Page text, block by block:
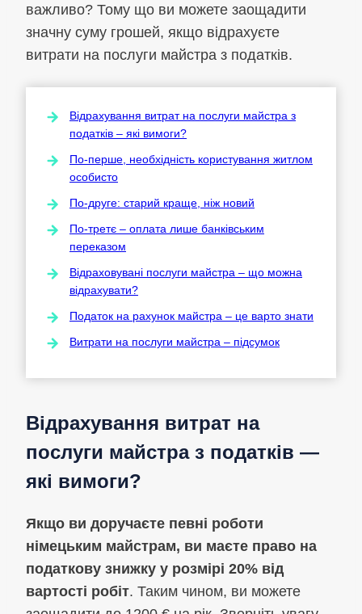
важливо? Тому що ви можете заощадити
значну суму грошей, якщо відрахуєте
витрати на послуги майстра з податків.
Відрахування витрат на послуги майстра з
податків – які вимоги?
По-перше, необхідність користування житлом
особисто
По-друге: старий краще, ніж новий
По-третє – оплата лише банківським
переказом
Відраховувані послуги майстра – що можна
відрахувати?
Податок на рахунок майстра – це варто знати
Витрати на послуги майстра – підсумок
Відрахування витрат на
послуги майстра з податків —
які вимоги?
Якщо ви доручаєте певні роботи
німецьким майстрам, ви маєте право на
податкову знижку у розмірі 20% від
вартості робіт. Таким чином, ви можете